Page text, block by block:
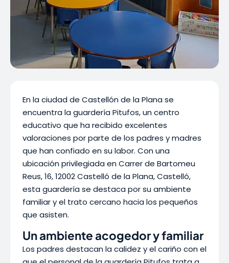
En la ciudad de Castellón de la Plana se
encuentra la guardería Pitufos, un centro
educativo que ha recibido excelentes
valoraciones por parte de los padres y madres
que han confiado en su labor. Con una
ubicación privilegiada en Carrer de Bartomeu
Reus, 16, 12002 Castelló de la Plana, Castelló,
esta guardería se destaca por su ambiente
familiar y el trato cercano hacia los pequeños
que asisten.
Un ambiente acogedor y familiar
Los padres destacan la calidez y el cariño con el